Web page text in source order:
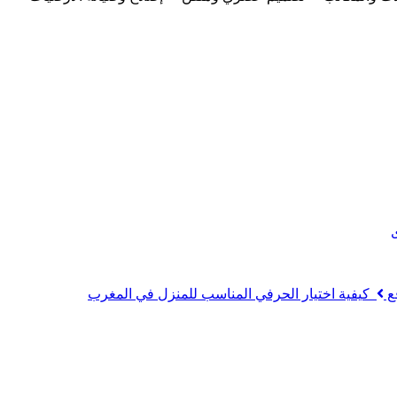
كيفية اختيار الحرفي المناسب للمنزل في المغرب